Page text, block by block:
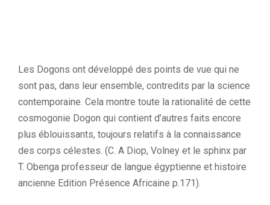
Les Dogons ont développé des points de vue qui ne
sont pas, dans leur ensemble, contredits par la science
contemporaine. Cela montre toute la rationalité de cette
cosmogonie Dogon qui contient d’autres faits encore
plus éblouissants, toujours relatifs à la connaissance
des corps célestes. (C. A Diop, Volney et le sphinx par
T. Obenga professeur de langue égyptienne et histoire
ancienne Edition Présence Africaine p.171).